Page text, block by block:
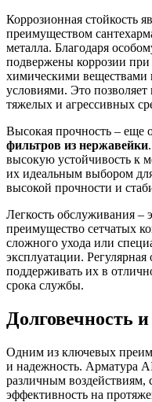
Коррозионная стойкость
преимуществом
металла. Благодаря
подвержены коррозии при
химическими
условиями. Это
тяжелых и агрессивных
Высокая прочность – еще
фильтров из нержавейки
высокую устойчивость к
их идеальным выбором
высокой прочности и
Легкость обслуживания –
преимущество сетчатых
сложного ухода или
эксплуатации.
поддерживать их в
срока службы.
Долговечность
Одним из ключевых
и надежность. Арматура
различным воздействиям,
эффективность на